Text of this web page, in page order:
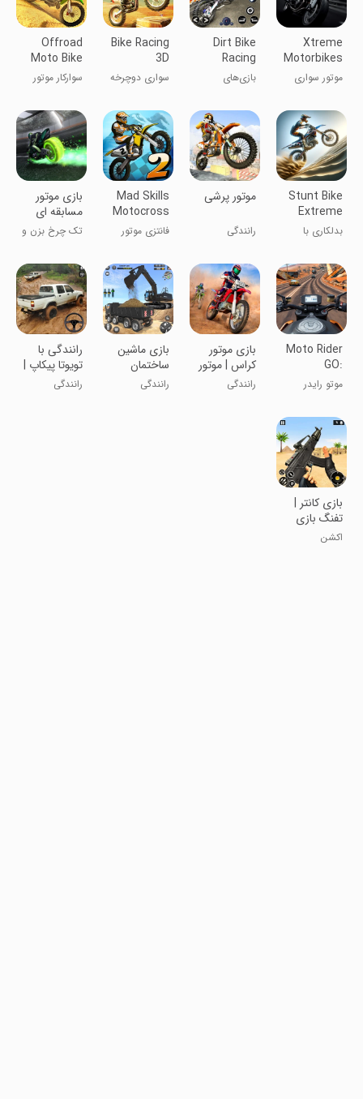
Xtreme
Motorbikes
موتور سواری
Dirt Bike
Racing
Games
Offline
بازی‌های
کراس آفلاین
Bike Racing
3D
سواری دوچرخه
Offroad
Moto Bike
Hill Rider
سوارکار موتور
از جاده
Stunt Bike
Extreme
بدلکاری با
موتور پرشی
رانندگی
Mad Skills
Motocross
2
فانتزی موتور
بازی موتور
مسابقه ای
تک چرخ بزن و
Moto Rider
GO:
Highway
Traffic
موتو رایدر
بازی موتور
کراس | موتور
سواری
رانندگی
بازی ماشین
ساختمان
سازی | ماشین
سنگین
رانندگی
رانندگی با
تویوتا پیکاپ |
ماشین بازی
رانندگی
بازی کانتر |
تفنگ بازی
اکشن